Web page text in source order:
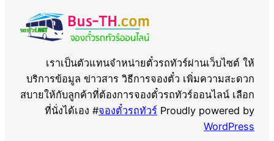
เราเป็นตัวแทนจำหน่ายตั๋วรถทัวร์ผ่านเว็บไซต์ ให้
บริการข้อมูล ข่าวสาร วิธีการจองตั๋ว เพิ่มความสะดวก
สบายให้กับลูกค้าที่ต้องการจองตั๋วรถทัวร์ออนไลน์ เลือก
ที่นั่งได้เอง #จองตั๋วรถทัวร์ Proudly powered by
WordPress